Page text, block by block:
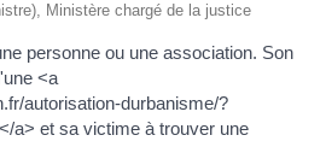
Ministère chargé de la justice
personne ou une association. Son
<a
autorisation-durbanisme/?
a> et sa victime à trouver une